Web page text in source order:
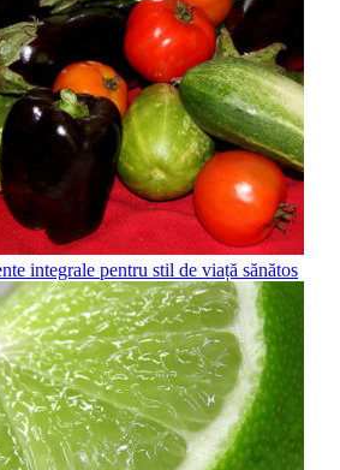
integrale pentru stil de viață sănătos